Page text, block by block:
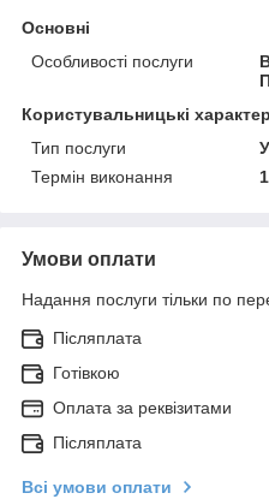
Основні
Особливості послуги
Користувальницькі
Тип послуги
Термін виконання
1
Умови оплати
Надання послуги тільки по
Післяплата
Готівкою
Оплата за реквізитами
Післяплата
Всі умови оплати